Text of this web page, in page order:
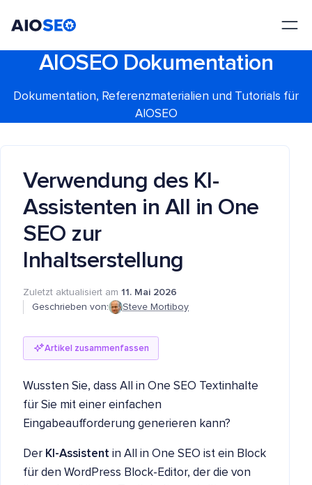
AIOSEO Dokumentation
Dokumentation, Referenzmaterialien und Tutorials für
AIOSEO
Verwendung des KI-
Assistenten in All in One
SEO zur
Inhaltserstellung
Zuletzt aktualisiert am 11. Mai 2026
Geschrieben von:
Steve Mortiboy
Artikel zusammenfassen
Wussten Sie, dass All in One SEO Textinhalte
für Sie mit einer einfachen
Eingabeaufforderung generieren kann?
Der KI-Assistent in All in One SEO ist ein Block
für den WordPress Block-Editor, der die von